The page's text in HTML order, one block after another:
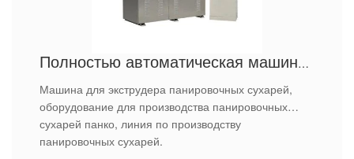
Полностью автоматическая машина для производства панировочных сухарей Японская линия по производству панировочных сухарей
Машина для экструдера панировочных сухарей,
оборудование для производства панировочных
сухарей панко, линия по производству
панировочных сухарей.